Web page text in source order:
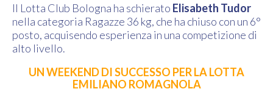
Il Lotta Club Bologna ha schierato Elisabeth Tudor
nella categoria Ragazze 36 kg, che ha chiuso con un 6°
posto, acquisendo esperienza in una competizione di
alto livello.
UN WEEKEND DI SUCCESSO PER LA LOTTA
EMILIANO ROMAGNOLA